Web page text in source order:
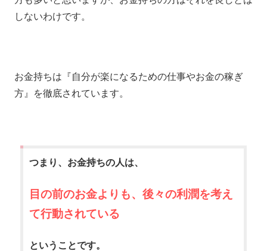
しないわけです。
お金持ちは『自分が楽になるための仕事やお金の稼ぎ
方』を徹底されています。
つまり、お金持ちの人は、
目の前のお金よりも、後々の利潤を考え
て行動されている
ということです。